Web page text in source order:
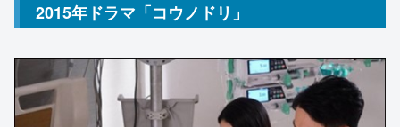
2015年ドラマ「コウノドリ」